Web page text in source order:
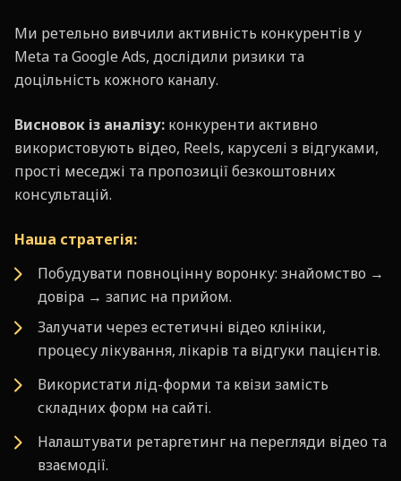
Ми ретельно вивчили активність конкурентів у
Meta та Google Ads, дослідили ризики та
доцільність кожного каналу.
Висновок із аналізу: конкуренти активно
використовують відео, Reels, каруселі з відгуками,
прості меседжі та пропозиції безкоштовних
консультацій.
Наша стратегія:
Побудувати повноцінну воронку: знайомство →
довіра → запис на прийом.
Залучати через естетичні відео клініки,
процесу лікування, лікарів та відгуки пацієнтів.
Використати лід-форми та квізи замість
складних форм на сайті.
Налаштувати ретаргетинг на перегляди відео та
взаємодії.